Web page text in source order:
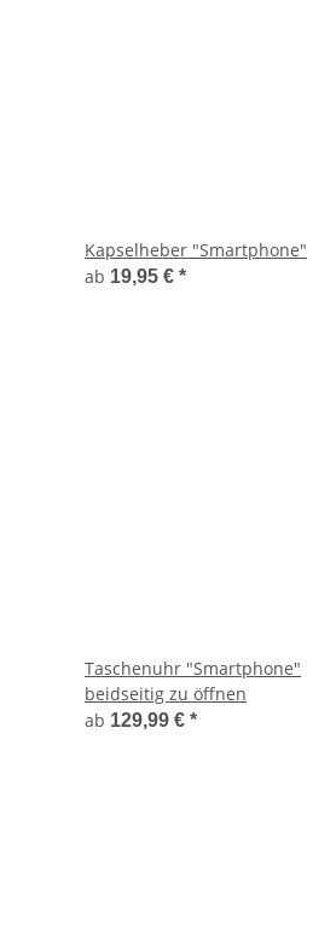
Kapselheber "Smartphone"
ab 19,95 € *
Taschenuhr "Smartphone"
beidseitig zu öffnen
ab 129,99 € *